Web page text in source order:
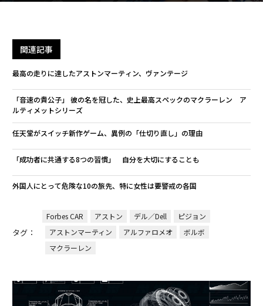
関連記事
最高の走りに達したアストンマーティン、ヴァンテージ
「音速の貴公子」 彼の名を冠した、史上最高スペックのマクラーレン ア
ルティメットシリーズ
任天堂がスイッチ新作ゲーム、異例の「仕切り直し」の理由
「成功者に共通する8つの習慣」 自分を大切にすることも
外国人にとって危険な10の旅先、特に女性は要警戒の各国
タグ：
Forbes CAR アストン デル／Dell
ピジョン
アストンマーティン
アルファロメオ
ボルボ
マクラーレン